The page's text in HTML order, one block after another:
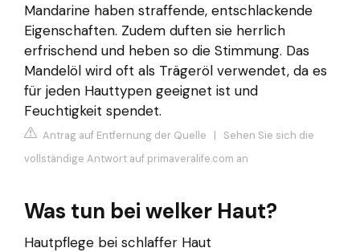
Mandarine haben straffende, entschlackende
Eigenschaften. Zudem duften sie herrlich
erfrischend und heben so die Stimmung. Das
Mandelöl wird oft als Trägeröl verwendet, da es
für jeden Hauttypen geeignet ist und
Feuchtigkeit spendet.
Antrag auf Entfernung der Quelle | Sehen Sie sich die
vollständige Antwort auf primaveralife.com an
Was tun bei welker Haut?
Hautpflege bei schlaffer Haut